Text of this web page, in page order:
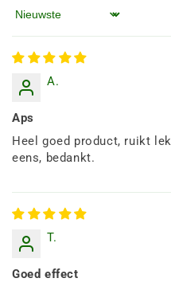
Sorteren op
A.
Aps
Heel goed product, ruikt
eens, bedankt.
T.
Goed effect